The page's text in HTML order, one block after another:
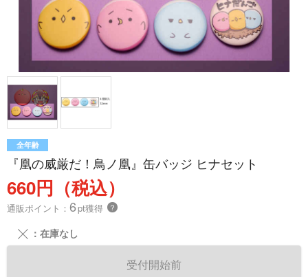
全年齢
『凰の威厳だ！鳥ノ凰』缶バッジ ヒナセット
660円（税込）
通販ポイント： 6pt獲得 ？
╳ ：在庫なし
受付開始前